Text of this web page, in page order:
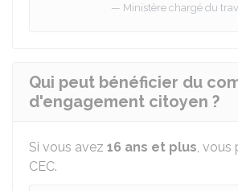
Ministère chargé du
Qui peut bénéficier du
d'engagement citoyen ?
Si vous avez 16 ans et plus, vous
CEC.